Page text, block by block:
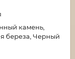
камень,
береза, Черный